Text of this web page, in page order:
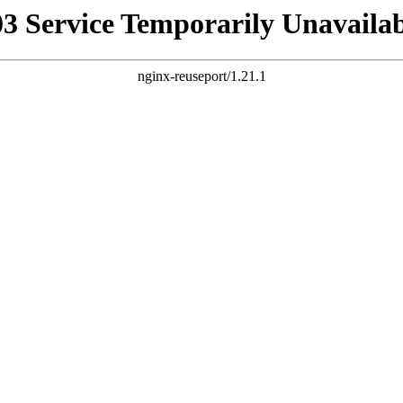
Service Temporarily
nginx-reuseport/1.21.1